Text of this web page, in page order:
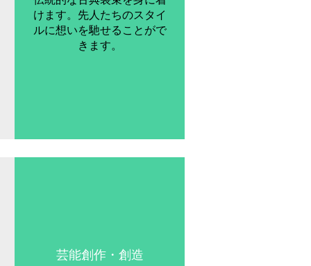
けます。先人たちのスタイ
ルに想いを馳せることがで
きます。
芸能創作・創造